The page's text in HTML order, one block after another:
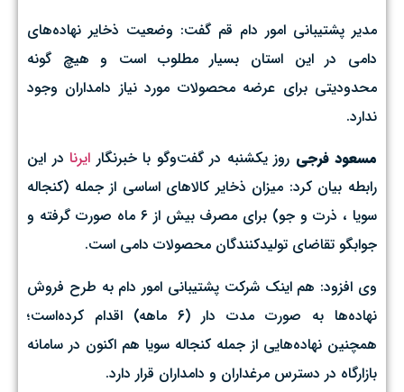
مدیر پشتیبانی امور دام قم گفت: وضعیت ذخایر نهاده‌های
دامی در این استان بسیار مطلوب است و هیچ گونه
محدودیتی برای عرضه محصولات مورد نیاز دامداران وجود
ندارد.
مسعود فرجی روز یکشنبه در گفت‌وگو با خبرنگار ایرنا در این
رابطه بیان کرد: میزان ذخایر کالاهای اساسی از جمله (کنجاله
سویا ، ذرت و جو) برای مصرف بیش از ۶ ماه صورت گرفته و
جوابگو تقاضای تولیدکنندگان محصولات دامی است.
وی افزود: هم اینک شرکت پشتیبانی امور دام به طرح فروش
نهاده‌ها به صورت مدت دار (۶ ماهه) اقدام کرده‌است؛
همچنین نهاده‌هایی از جمله کنجاله سویا هم اکنون در سامانه
بازارگاه در دسترس مرغداران و دامداران قرار دارد.